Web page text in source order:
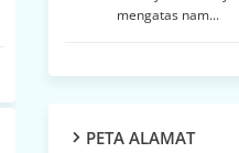
mengatas nam...
PETA ALAMAT